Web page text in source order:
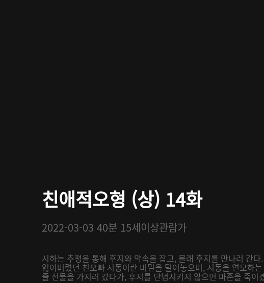
친애적오형 (상) 14화
2022-03-03 40분 15세이상관람가
시하는 추평을 통해 후지와 약속을 잡고, 몰래 후지를 만나러 간
잃어버렸던 친오빠 시동이란 비밀을 털어놓으며, 시동을 연모하
줄 선물을 가지러 갔다가, 후지를 단념시키지 않으면 마존을 죽이